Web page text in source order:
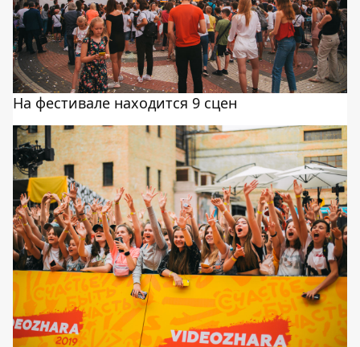
На фестивале находится 9 сцен